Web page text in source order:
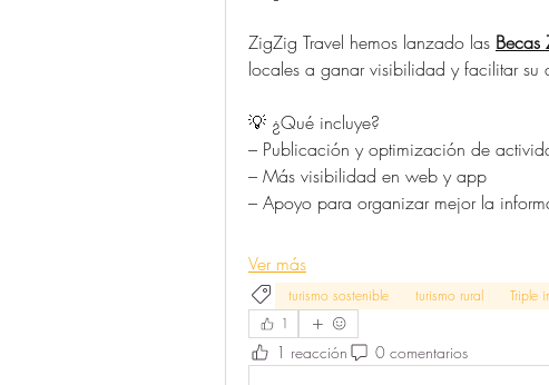
ZigZig Travel hemos lanzado las Becas
locales a ganar visibilidad y facilitar
💡 ¿Qué incluye?
– Publicación y optimización de
– Más visibilidad en web y app
– Apoyo para organizar mejor la
Ver más
turismo sostenible turismo rural Triple
1
1 reacción 0 comentarios